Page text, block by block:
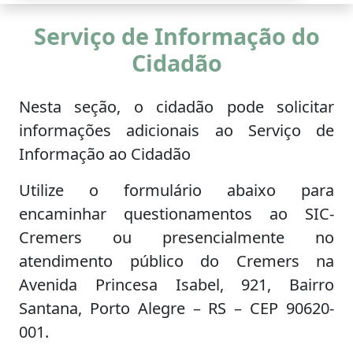
Serviço de Informação do
Cidadão
Nesta seção, o cidadão pode solicitar
informações adicionais ao Serviço de
Informação ao Cidadão
Utilize o formulário abaixo para
encaminhar questionamentos ao SIC-
Cremers ou presencialmente no
atendimento público do Cremers na
Avenida Princesa Isabel, 921, Bairro
Santana, Porto Alegre – RS – CEP 90620-
001.